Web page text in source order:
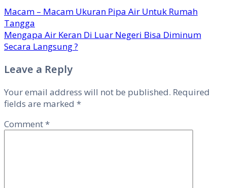
Macam – Macam Ukuran Pipa Air Untuk Rumah
Tangga
Mengapa Air Keran Di Luar Negeri Bisa Diminum
Secara Langsung ?
Leave a Reply
Your email address will not be published. Required
fields are marked *
Comment*